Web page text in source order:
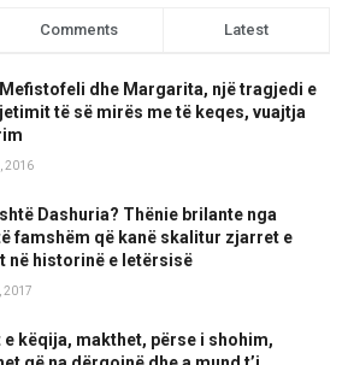
Comments Latest
dhe Margarita, një tragjedi e
të së mirës me të keqes, vuajtja
2016
Dashuria? Thënie brilante nga
famshëm që kanë skalitur zjarret e
në historinë e letërsisë
2017
e këqija, makthet, përse i shohim,